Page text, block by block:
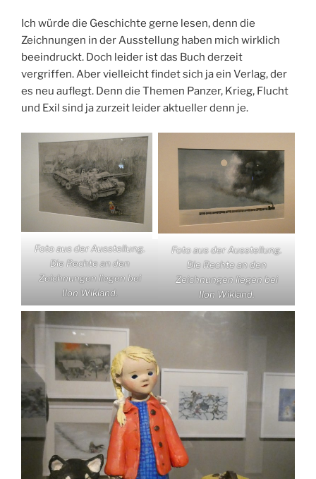
Ich würde die Geschichte gerne lesen, denn die
Zeichnungen in der Ausstellung haben mich wirklich
beeindruckt. Doch leider ist das Buch derzeit
vergriffen. Aber vielleicht findet sich ja ein Verlag, der
es neu auflegt. Denn die Themen Panzer, Krieg, Flucht
und Exil sind ja zurzeit leider aktueller denn je.
Foto aus der Ausstellung.
Die Rechte an den
Zeichnungen liegen bei
Ilon Wikland.
Foto aus der Ausstellung.
Die Rechte an den
Zeichnungen liegen bei
Ilon Wikland.